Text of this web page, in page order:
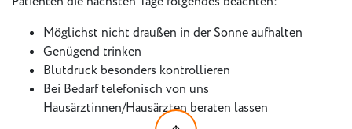
Möglichst nicht draußen in der Sonne aufhalten
Genügend trinken
Blutdruck besonders kontrollieren
Bei Bedarf telefonisch von uns
Hausärztinnen/Hausärzten beraten lassen